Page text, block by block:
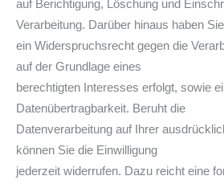
auf Berichtigung, Löschung und
Verarbeitung. Darüber hinaus haben Sie
ein Widerspruchsrecht gegen die
auf der Grundlage eines
berechtigten Interesses erfolgt, sowie
Datenübertragbarkeit. Beruht die
Datenverarbeitung auf Ihrer
können Sie die Einwilligung
jederzeit widerrufen. Dazu reicht eine